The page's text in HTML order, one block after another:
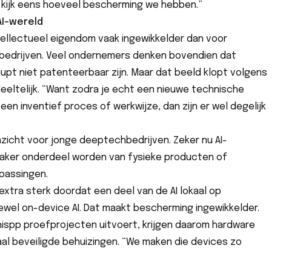
eens hoeveel bescherming we hebben.”
wereld
eigendom vaak ingewikkelder dan voor
Veel ondernemers denken bovendien dat
niet patenteerbaar zijn. Maar dat beeld klopt volgens
“Want zodra je echt een nieuwe technische
inventief proces of werkwijze, dan zijn er wel degelijk
voor jonge deeptechbedrijven. Zeker nu AI-
onderdeel worden van fysieke producten of
sterk doordat een deel van de AI lokaal op
on-device AI. Dat maakt bescherming ingewikkelder.
proefprojecten uitvoert, krijgen daarom hardware
beveiligde behuizingen. “We maken die devices zo